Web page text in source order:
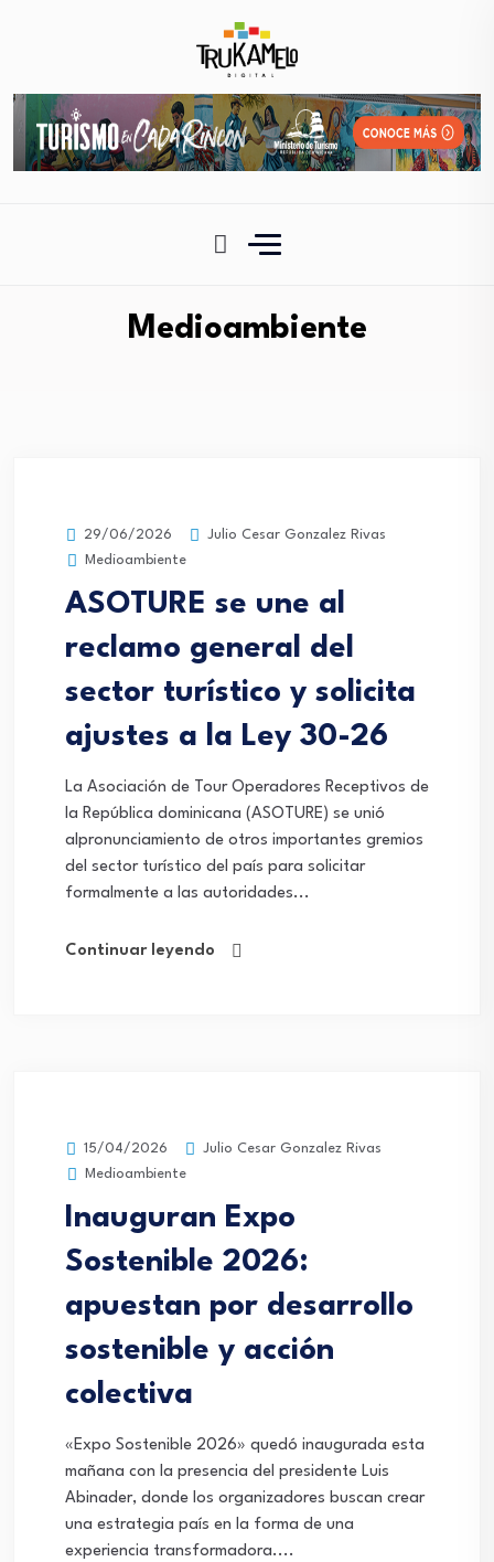
Medioambiente
29/06/2026
Julio Cesar Gonzalez Rivas
Medioambiente
ASOTURE se une al
reclamo general del
sector turístico y solicita
ajustes a la Ley 30-26
La Asociación de Tour Operadores Receptivos de
la República dominicana (ASOTURE) se unió
alpronunciamiento de otros importantes gremios
del sector turístico del país para solicitar
formalmente a las autoridades...
Continuar leyendo
15/04/2026
Julio Cesar Gonzalez Rivas
Medioambiente
Inauguran Expo
Sostenible 2026:
apuestan por desarrollo
sostenible y acción
colectiva
«Expo Sostenible 2026» quedó inaugurada esta
mañana con la presencia del presidente Luis
Abinader, donde los organizadores buscan crear
una estrategia país en la forma de una
experiencia transformadora....